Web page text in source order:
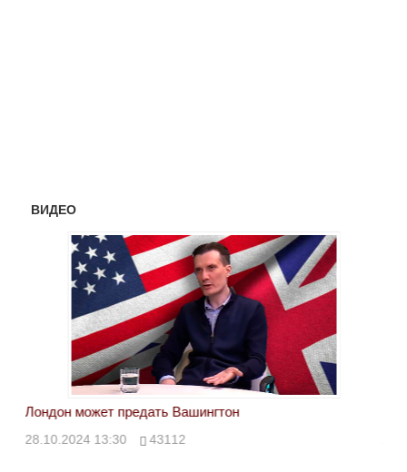
ВИДЕО
Лондон может предать Вашингтон
28.10.2024 13:30 43112